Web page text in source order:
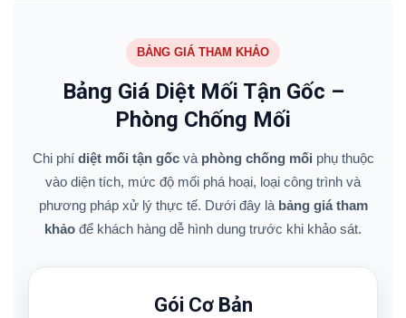
BẢNG GIÁ THAM KHẢO
Bảng Giá Diệt Mối Tận Gốc –
Phòng Chống Mối
Chi phí diệt mối tận gốcvà phòng chống mối phụ thuộc
vào diện tích, mức độ mối phá hoại, loại công trình và
phương pháp xử lý thực tế. Dưới đây là bảng giá tham
khảo để khách hàng dễ hình dung trước khi khảo sát.
Gói Cơ Bản